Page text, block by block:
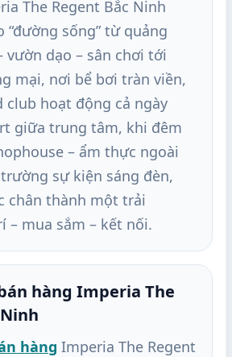
The Regent Bắc Ninh
“đường sống” từ quảng
dạo – sân chơi tới
mại, nơi bể bơi tràn viền,
club hoạt động cả ngày
giữa trung tâm, khi đêm
– ẩm thực ngoài
sự kiện sáng đèn,
chân thành một trải
– mua sắm – kết nối.
hàng Imperia The
hàng Imperia The Regent